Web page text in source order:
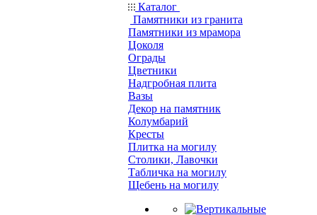
Каталог
Памятники из гранита
Памятники из мрамора
Цоколя
Ограды
Цветники
Надгробная плита
Вазы
Декор на памятник
Колумбарий
Кресты
Плитка на могилу
Столики, Лавочки
Табличка на могилу
Щебень на могилу